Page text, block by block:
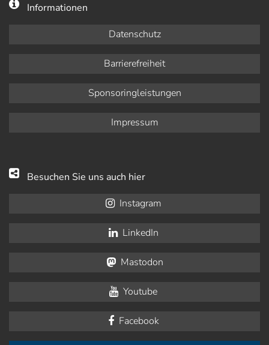
Informationen
Datenschutz
Barrierefreiheit
Sponsoringleistungen
Impressum
Besuchen Sie uns auch hier
Instagram
LinkedIn
Mastodon
Youtube
Facebook